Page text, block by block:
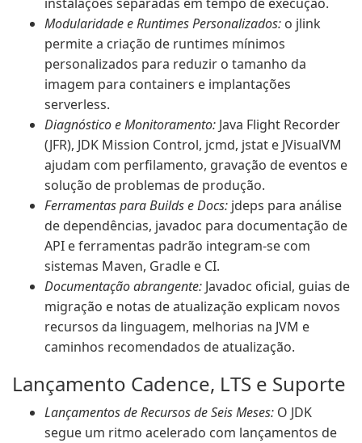
Modularidade e Runtimes Personalizados: o jlink
permite a criação de runtimes mínimos
personalizados para reduzir o tamanho da
imagem para containers e implantações
serverless.
Diagnóstico e Monitoramento: Java Flight Recorder
(JFR), JDK Mission Control, jcmd, jstat e JVisualVM
ajudam com perfilamento, gravação de eventos e
solução de problemas de produção.
Ferramentas para Builds e Docs: jdeps para análise
de dependências, javadoc para documentação de
API e ferramentas padrão integram-se com
sistemas Maven, Gradle e CI.
Documentação abrangente: Javadoc oficial, guias de
migração e notas de atualização explicam novos
recursos da linguagem, melhorias na JVM e
caminhos recomendados de atualização.
Lançamento Cadence, LTS e Suporte
Lançamentos de Recursos de Seis Meses: O JDK
segue um ritmo acelerado com lançamentos de